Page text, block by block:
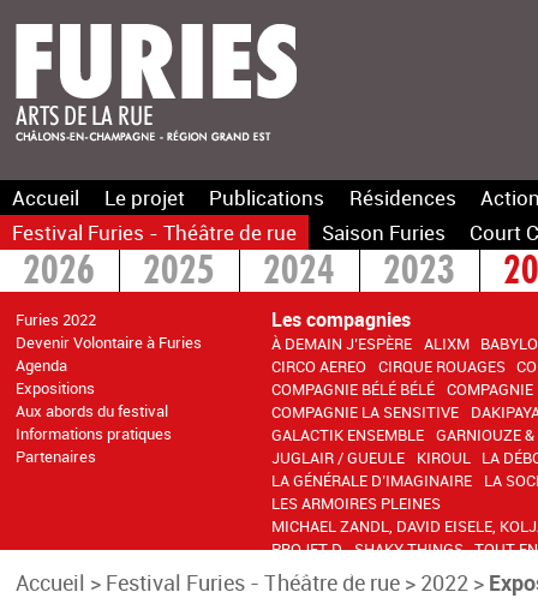
Accueil Le projet Publications Résidences
Festival Furies - Théâtre de rue
Saison Furies Court
2026 2025 2024 2023
Furies 2022
Devenir Volontaire à Furies
Agenda
Expositions
Aux abords du festival
Informations pratiques
Partenaires
Les compagnies
À DEMAIN J’ESPÈRE ALIXM
CIRCO AEREO CIRQUE ROUAGES
COMPAGNIE BÉLÉ BÉLÉ COMPAGNIE
COMPAGNIE LA SENSITIVE
GALACTIK ENSEMBLE GARNIOUZE
JUGLAIR / GUEULE
KIROUL
LA
LA GÉNÉRALE D’IMAGINAIRE
LA
LES ARMOIRES PLEINES
MICHAEL ZANDL, DAVID EISELE,
PROJET D SHAKY THINGS TOUT
VOUS REVOIR
2016 >2014
Accueil > Festival Furies - Théâtre de rue > 2022 >